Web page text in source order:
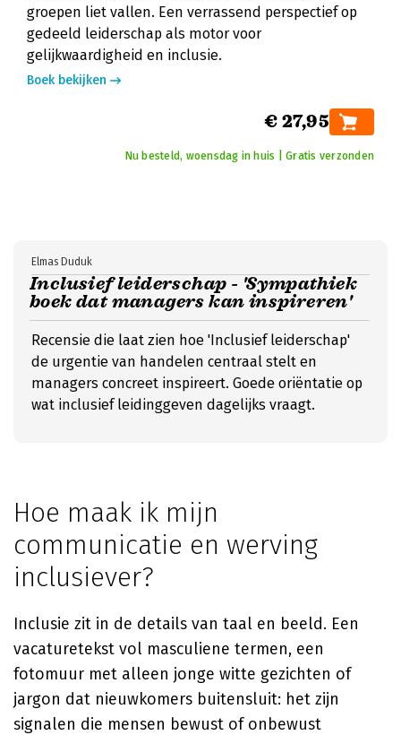
groepen liet vallen. Een verrassend perspectief op
gedeeld leiderschap als motor voor
gelijkwaardigheid en inclusie.
Boek bekijken
€ 27,95
Nu besteld, woensdag in huis | Gratis verzonden
Inclusief leiderschap - 'Sympathiek
boek dat managers kan inspireren'
Elmas Duduk
Recensie die laat zien hoe 'Inclusief leiderschap'
de urgentie van handelen centraal stelt en
managers concreet inspireert. Goede oriëntatie op
wat inclusief leidinggeven dagelijks vraagt.
Hoe maak ik mijn
communicatie en werving
inclusiever?
Inclusie zit in de details van taal en beeld. Een
vacaturetekst vol masculiene termen, een
fotomuur met alleen jonge witte gezichten of
jargon dat nieuwkomers buitensluit: het zijn
signalen die mensen bewust of onbewust